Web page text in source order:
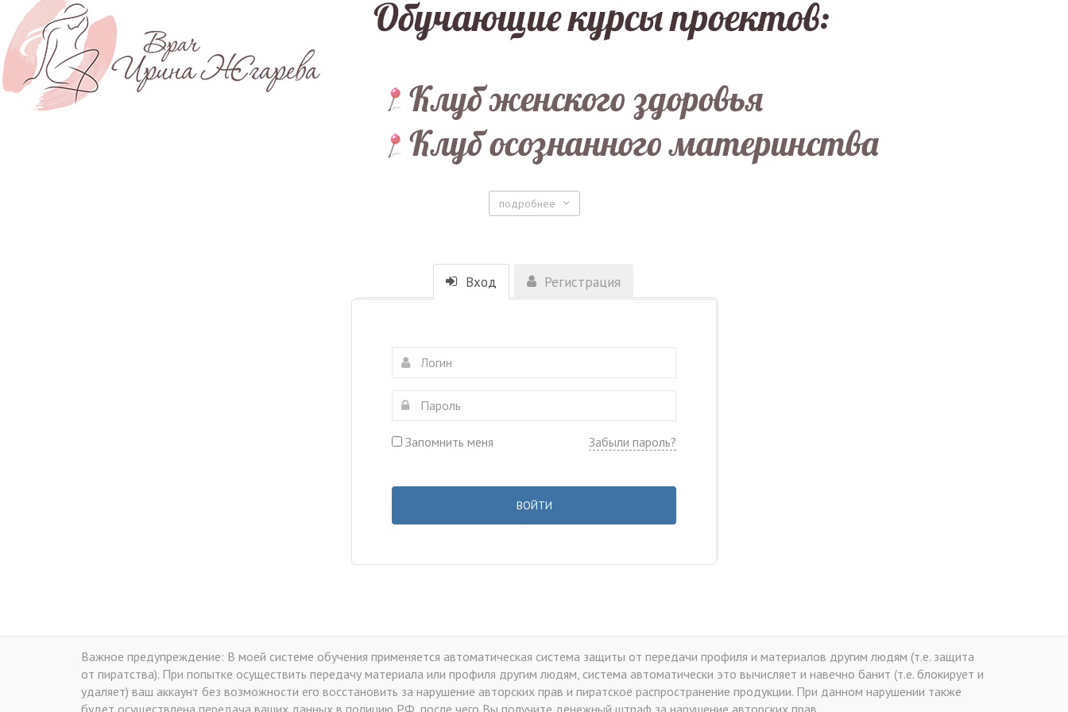
подробнее
Вход Регистрация
Запомнить меня Забыли пароль?
ВОЙТИ
Важное предупреждение: В моей системе обучения применяется автоматическая система защиты от передачи профиля и материалов другим людям (т.е. защита
от пиратства). При попытке осуществить передачу материала или профиля другим людям, система автоматически это вычисляет и навечно банит (т.е. блокирует и
удаляет) ваш аккаунт без возможности его восстановить за нарушение авторских прав и пиратское распространение продукции. При данном нарушении также
будет осуществлена передача ваших данных в полицию РФ, после чего Вы получите денежный штраф за нарушение авторских прав.